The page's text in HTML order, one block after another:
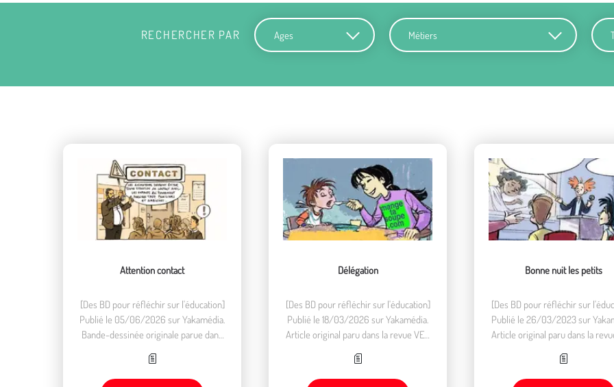
RECHERCHER PAR
Ages Métiers
Attention contact
[Des BD pour réfléchir sur l'éducation]
Publié le 05/06/2026 sur Yakamédia.
Bande-dessinée originale parue dans
loisirs n°61 en 2011.
Délégation
[Des BD pour réfléchir sur l'éducation]
Publié le 18/03/2026 sur Yakamédia.
Article original paru dans la revue VEN
Bonne nuit les petits
[Des BD pour réfléchir sur
Publié le 26/03/2023 sur
Article original paru dans la revue